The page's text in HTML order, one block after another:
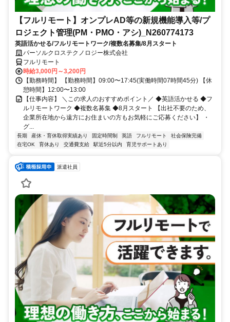
【フルリモート】オンプレAD等の新規機能導入等/プ
ロジェクト管理(PM・PMO・アシ)_N260774173
英語活かせる/フルリモートワーク/複数名募集/8月スタート
パーソルクロステクノロジー株式会社
フルリモート
時給3,000円～3,200円
【勤務時間】 【勤務時間】09:00〜17:45(実働時間07時間45分) 【休
憩時間】12:00〜13:00
【仕事内容】 ＼この求人のおすすめポイント／ ◆英語活かせる ◆フ
ルリモートワーク ◆複数名募集 ◆8月スタート 【出社不要のため、
企業所在地から遠方にお住まいの方もお気軽にご応募ください】 ・
グ...
長期 産休・育休取得実績あり 固定時間制 英語 フルリモート
社会保険完備
在宅OK
育休あり 交通費支給 駅近5分以内 育児サポートあり
派遣社員